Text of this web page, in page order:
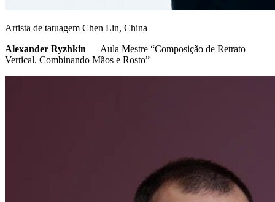
Artista de tatuagem Chen Lin, China
Alexander Ryzhkin — Aula Mestre “Composição de Retrato
Vertical. Combinando Mãos e Rosto”